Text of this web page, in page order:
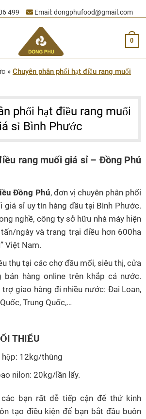
499 Email:dongphufood@gmail.com
0
» Chuyên phân phối hạt điều rang muối
phối hạt điều rang muối
sỉ Bình Phước
rang muối giá sỉ – Đồng Phú
Đồng Phú, đơn vị chuyên phân phối
giá sỉ uy tín hàng đầu tại Bình Phước.
nghề, công ty sở hữu nhà máy hiện
ngày và trang trại điều hơn 600ha
Việt Nam.
thụ tại các chợ đầu mối, siêu thị, cửa
bán hàng online trên khắp cả nước.
trợ giao hàng đi nhiều nước: Đai Loan,
Trung Quốc,…
THIỂU
12kg/thùng
nilon: 20kg/lần lấy.
bạn rất dễ tiếp cận để thử kinh
tạo điều kiện để bạn bắt đầu buôn